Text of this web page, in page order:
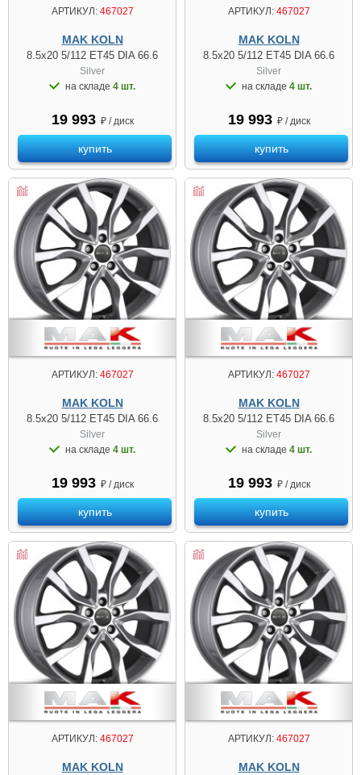
АРТИКУЛ:467027
MAK KOLN
8.5x20 5/112 ET45 DIA 66.6
Silver
на складе 4 шт.
19 993 ₽ / диск
купить
АРТИКУЛ:467027
MAK KOLN
8.5x20 5/112 ET45 DIA 66.6
Silver
на складе 4 шт.
19 993 ₽ / диск
купить
АРТИКУЛ:467027
MAK KOLN
8.5x20 5/112 ET45 DIA 66.6
Silver
на складе 4 шт.
19 993 ₽ / диск
купить
АРТИКУЛ:467027
MAK KOLN
8.5x20 5/112 ET45 DIA 66.6
Silver
на складе 4 шт.
19 993 ₽ / диск
купить
АРТИКУЛ:467027
MAK KOLN
АРТИКУЛ:467027
MAK KOLN